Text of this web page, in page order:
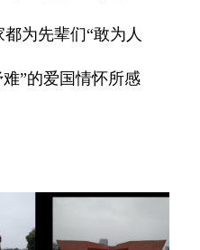
为先辈们“敢为人
”的爱国情怀所感